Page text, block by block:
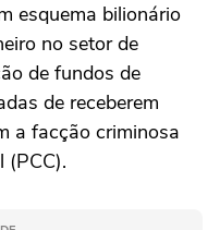
esquema bilionário
no setor de
de fundos de
de receberem
a facção criminosa
(PCC).